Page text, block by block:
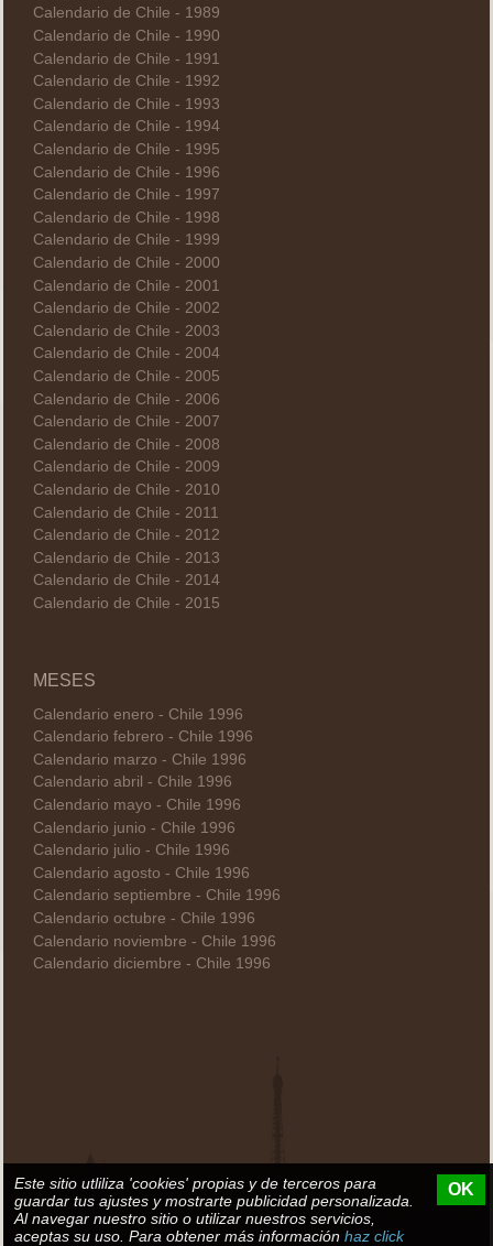
Calendario de Chile - 1989
Calendario de Chile - 1990
Calendario de Chile - 1991
Calendario de Chile - 1992
Calendario de Chile - 1993
Calendario de Chile - 1994
Calendario de Chile - 1995
Calendario de Chile - 1996
Calendario de Chile - 1997
Calendario de Chile - 1998
Calendario de Chile - 1999
Calendario de Chile - 2000
Calendario de Chile - 2001
Calendario de Chile - 2002
Calendario de Chile - 2003
Calendario de Chile - 2004
Calendario de Chile - 2005
Calendario de Chile - 2006
Calendario de Chile - 2007
Calendario de Chile - 2008
Calendario de Chile - 2009
Calendario de Chile - 2010
Calendario de Chile - 2011
Calendario de Chile - 2012
Calendario de Chile - 2013
Calendario de Chile - 2014
Calendario de Chile - 2015
MESES
Calendario enero - Chile 1996
Calendario febrero - Chile 1996
Calendario marzo - Chile 1996
Calendario abril - Chile 1996
Calendario mayo - Chile 1996
Calendario junio - Chile 1996
Calendario julio - Chile 1996
Calendario agosto - Chile 1996
Calendario septiembre - Chile 1996
Calendario octubre - Chile 1996
Calendario noviembre - Chile 1996
Calendario diciembre - Chile 1996
Este sitio utliliza 'cookies' propias y de terceros para
guardar tus ajustes y mostrarte publicidad personalizada.
Al navegar nuestro sitio o utilizar nuestros servicios,
aceptas su uso. Para obtener más información haz click
OK